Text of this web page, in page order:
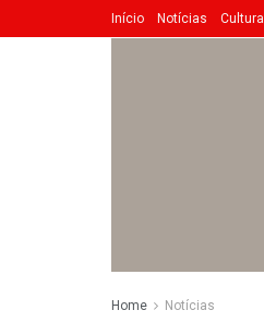
Início Notícias Cultura
Home Notícias